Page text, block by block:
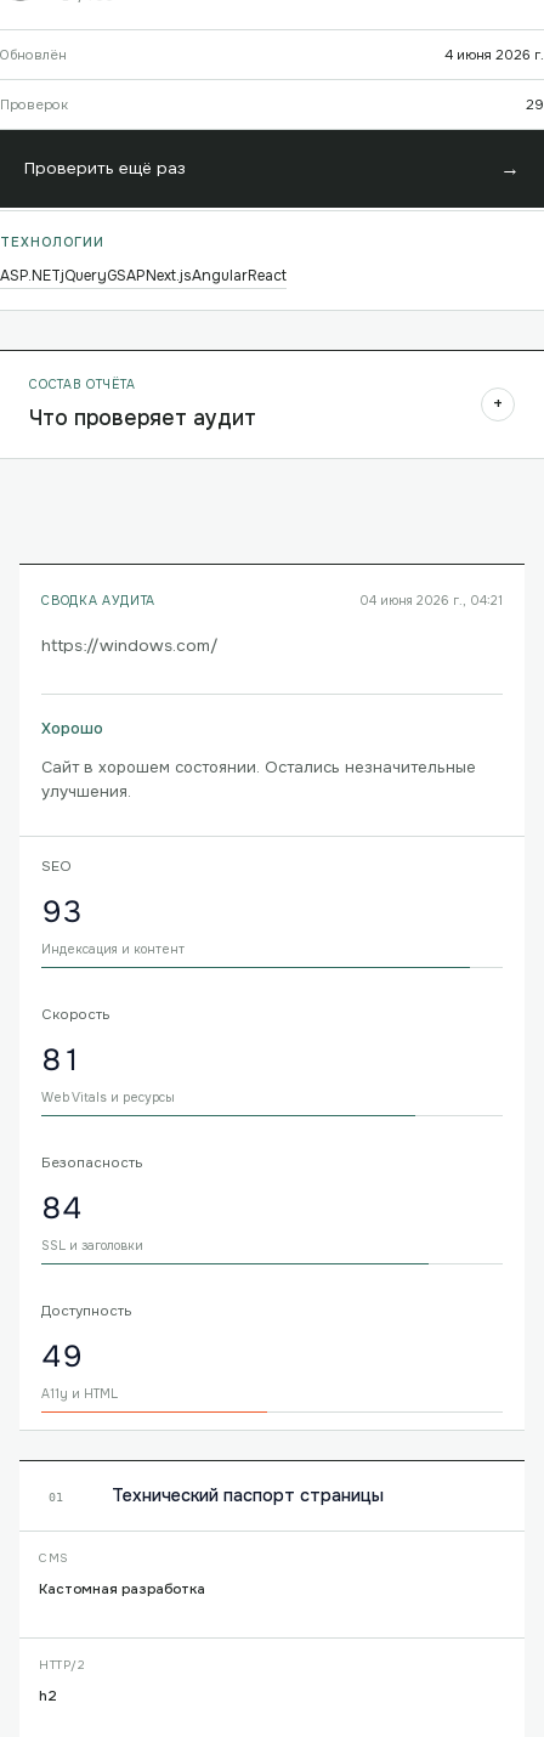
Обновлён 4 июня 2026 г.
Проверок 29
Проверить ещё раз →
ТЕХНОЛОГИИ
ASP.NETjQueryGSAPNext.jsAngularReact
СОСТАВ ОТЧЁТА
Что проверяет аудит +
СВОДКА АУДИТА 04 июня 2026 г., 04:21
https://windows.com/
Хорошо
Сайт в хорошем состоянии. Остались незначительные
улучшения.
SEO
93
Индексация и контент
Скорость
81
Web Vitals и ресурсы
Безопасность
84
SSL и заголовки
Доступность
49
A11y и HTML
01 Технический паспорт страницы
CMS
Кастомная разработка
HTTP/2
h2